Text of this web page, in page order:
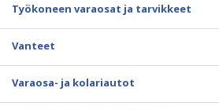
Työkoneen varaosat ja tarvikkeet
Vanteet
Varaosa- ja kolariautot